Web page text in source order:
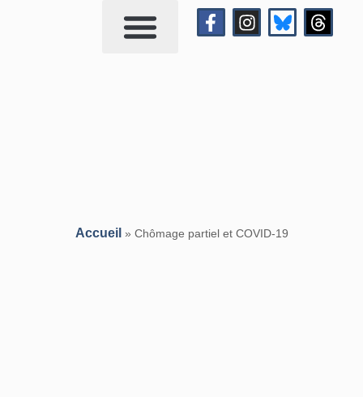
Accueil » Chômage partiel et COVID-19